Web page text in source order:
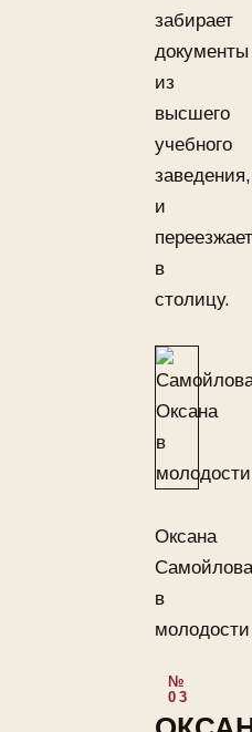
забирает
документы
из
высшего
учебного
заведения,
и
переезжает
в
столицу.
Оксана
Самойлова
в
молодости